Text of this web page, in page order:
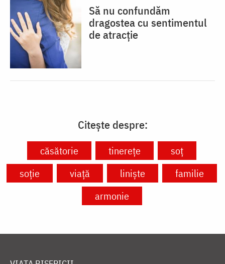
Să nu confundăm
dragostea cu sentimentul
de atracție
Citește despre:
căsătorie tinerețe
soț
soție
viață liniște
familie
armonie